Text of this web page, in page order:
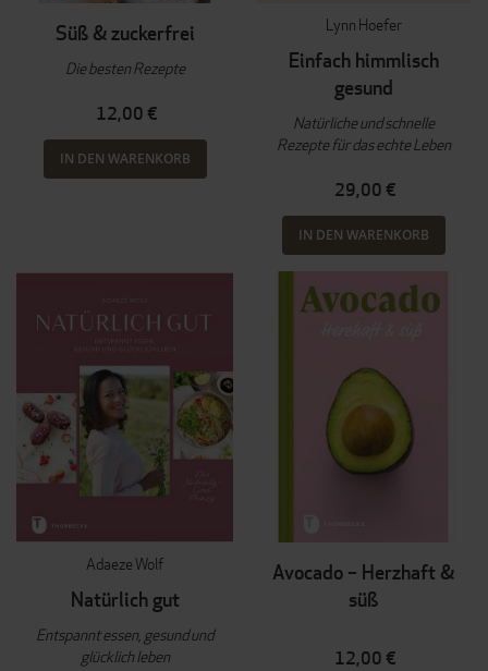
Süß & zuckerfrei
Die besten Rezepte
12,00 €
IN DEN WARENKORB
Lynn Hoefer
Einfach himmlisch
gesund
Natürliche und schnelle
Rezepte für das echte Leben
29,00 €
IN DEN WARENKORB
Adaeze Wolf
Natürlich gut
Entspannt essen, gesund und
glücklich leben
Avocado – Herzhaft &
süß
12,00 €